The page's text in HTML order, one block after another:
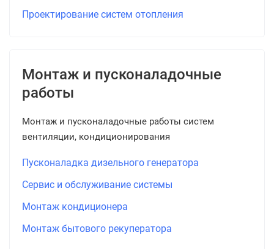
Проектирование систем отопления
Монтаж и пусконаладочные
работы
Монтаж и пусконаладочные работы систем
вентиляции, кондиционирования
Пусконаладка дизельного генератора
Сервис и обслуживание системы
Монтаж кондиционера
Монтаж бытового рекуператора